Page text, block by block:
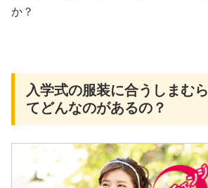
か？
入学式の服装に合うしまむ
てどんなのがあるの？